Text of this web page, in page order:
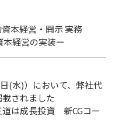
本経営・開示 実務
本経営の実装ー
(水)）において、弊社代
されました
は成長投資 新CGコー